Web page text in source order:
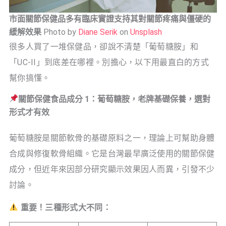
市面關節保健品多有臨床實證支持其對關節疼痛與僵硬的
緩解效果 Photo by Diane Serik on Unsplash
很多人買了一堆保健品，卻說不清楚「葡萄糖胺」和
「UC-II」到底差在哪裡。別擔心，以下用最直白的方式
幫你搞懂。
關節保健食品成分 1：葡萄糖胺，老牌基礎保養，選對
形式才有效
葡萄糖胺是關節軟骨的基礎原料之一，理論上可幫助身體
合成與修復軟骨組織。它是台灣最早廣泛使用的關節保健
成分，但近年來因部分研究顯示效果因人而異，引發不少
討論。
重要！三種形式大不同：